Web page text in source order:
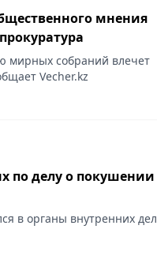
мнения
мирных собраний влечет
Vecher.kz
по делу о покушении
в органы внутренних дел